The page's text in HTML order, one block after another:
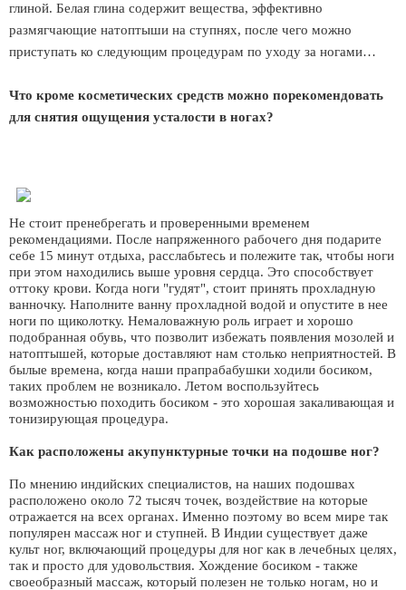
глиной. Белая глина содержит вещества, эффективно
размягчающие натоптыши на ступнях, после чего можно
приступать ко следующим процедурам по уходу за ногами…
Что кроме косметических средств можно порекомендовать
для снятия ощущения усталости в ногах?
Не стоит пренебрегать и проверенными временем
рекомендациями. После напряженного рабочего дня подарите
себе 15 минут отдыха, расслабьтесь и полежите так, чтобы ноги
при этом находились выше уровня сердца. Это способствует
оттоку крови. Когда ноги "гудят", стоит принять прохладную
ванночку. Наполните ванну прохладной водой и опустите в нее
ноги по щиколотку. Немаловажную роль играет и хорошо
подобранная обувь, что позволит избежать появления мозолей и
натоптышей, которые доставляют нам столько неприятностей. В
былые времена, когда наши прапрабабушки ходили босиком,
таких проблем не возникало. Летом воспользуйтесь
возможностью походить босиком - это хорошая закаливающая и
тонизирующая процедура.
Как расположены акупунктурные точки на подошве ног?
По мнению индийских специалистов, на наших подошвах
расположено около 72 тысяч точек, воздействие на которые
отражается на всех органах. Именно поэтому во всем мире так
популярен массаж ног и ступней. В Индии существует даже
культ ног, включающий процедуры для ног как в лечебных целях,
так и просто для удовольствия. Хождение босиком - также
своеобразный массаж, который полезен не только ногам, но и